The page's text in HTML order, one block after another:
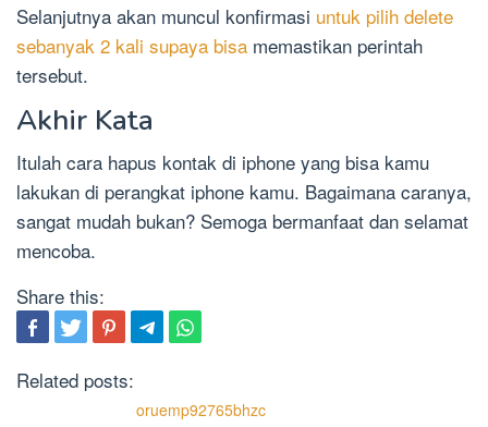
Selanjutnya akan muncul konfirmasi untuk pilih delete
sebanyak 2 kali supaya bisa memastikan perintah
tersebut.
Akhir Kata
Itulah cara hapus kontak di iphone yang bisa kamu
lakukan di perangkat iphone kamu. Bagaimana caranya,
sangat mudah bukan? Semoga bermanfaat dan selamat
mencoba.
Share this:
Related posts:
oruemp92765bhzc